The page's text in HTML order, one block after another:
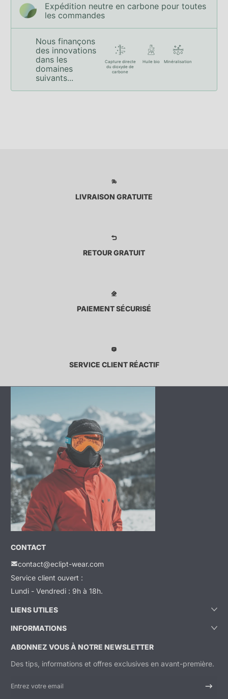
Expédition neutre en carbone pour toutes
les commandes
Nous finançons
des innovations
dans les
domaines
suivants...
Capture directe
du dioxyde de
carbone
Huile bio Minéralisation
LIVRAISON GRATUITE
RETOUR GRATUIT
PAIEMENT SÉCURISÉ
SERVICE CLIENT RÉACTIF
CONTACT
contact@eclipt-wear.com
Service client ouvert :
Lundi - Vendredi : 9h à 18h.
LIENS UTILES
INFORMATIONS
ABONNEZ VOUS À NOTRE NEWSLETTER
Des tips, informations et offres exclusives en avant-première.
Entrez votre email